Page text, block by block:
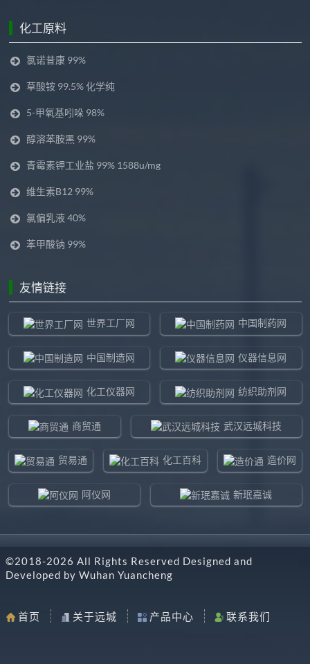
化工原料
氯诺昔康 99%
草酸铵 99.5% 化学纯
5-甲氧基吲哚 98%
醇溶苯胺黑 99%
青霉素钾工业盐 99% 1588u/mg
维生素B12 99%
氯偏乳液 40%
苯甲酸钠 99%
友情链接
世界工厂网 中国制药网
中国制造网 仪器信息网
化工仪器网 纺织助剂网
商贸通 武汉远城科技
贸易通 化工百科 造价网
阿仪网 新珉嘉诚
东北制造网 药智通
©2018-2026 All Rights Reserved Designed and
Developed by Wuhan Yuancheng
首页 关于远城 产品中心 联系我们